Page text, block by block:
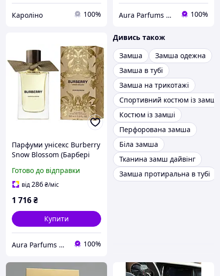
Кароліно 100% Aura Parfums | Інтернет-магазин парфумерії та косметики 100%
Парфуми унісекс Burberry
Snow Blossom (Барбері
Парфумована вода 100
ml/мл
Готово до відправки
від286₴/міс
1 716₴
Купити
Aura Parfums | Інтернет-магазин парфумерії та косметики 100%
Дивись також
Замша
Замша одежна
Замша в тубі
Замша на трикотажі
Спортивний костюм із замші
Костюм із замші
Перфорована замша
Біла замша
Тканина замш дайвінг
Замша протиральна в тубі